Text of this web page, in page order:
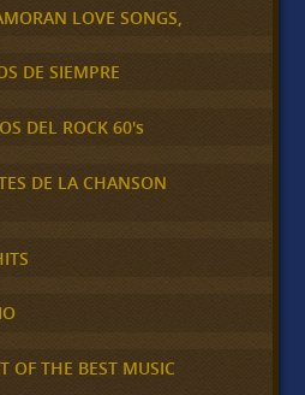
LOVE SONGS,
DE SIEMPRE
DEL ROCK 60's
DE LA CHANSON
OF THE BEST MUSIC